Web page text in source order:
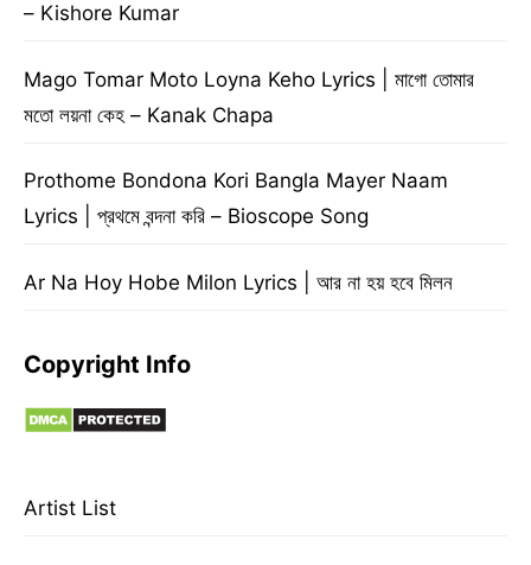
– Kishore Kumar
Mago Tomar Moto Loyna Keho Lyrics | মাগো তোমার
মতো লয়না কেহ – Kanak Chapa
Prothome Bondona Kori Bangla Mayer Naam
Lyrics | প্রথমে বন্দনা করি – Bioscope Song
Ar Na Hoy Hobe Milon Lyrics | আর না হয় হবে মিলন
Copyright Info
Artist List